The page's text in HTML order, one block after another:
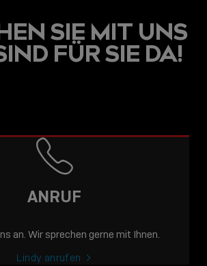
SIE MIT UNS
FÜR SIE DA!
ANRUF
an. Wir sprechen gerne mit Ihnen.
Lindy anrufen